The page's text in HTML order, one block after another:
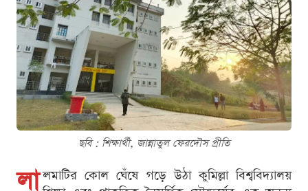
ছবি : শিক্ষার্থী, জান্নাতুল ফেরদৌস প্রীতি
লা লমাটির কোল ঘেঁষে গড়ে উঠা কুমিল্লা বিশ্ববিদ্যালয়